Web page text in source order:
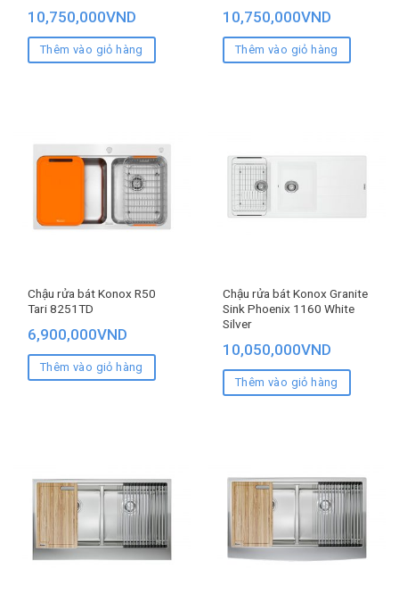
10,750,000VND
Thêm vào giỏ hàng
10,750,000VND
Thêm vào giỏ hàng
Chậu rửa bát Konox R50
Tari 8251TD
6,900,000VND
Thêm vào giỏ hàng
Chậu rửa bát Konox Granite
Sink Phoenix 1160 White
Silver
10,050,000VND
Thêm vào giỏ hàng